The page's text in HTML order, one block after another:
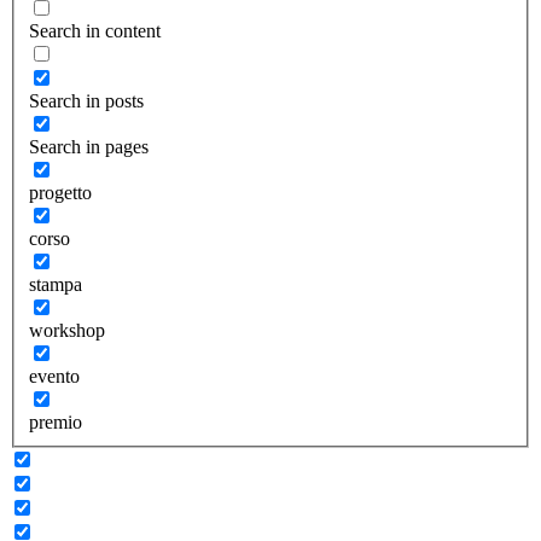
Search in content
Search in posts
Search in pages
progetto
corso
stampa
workshop
evento
premio